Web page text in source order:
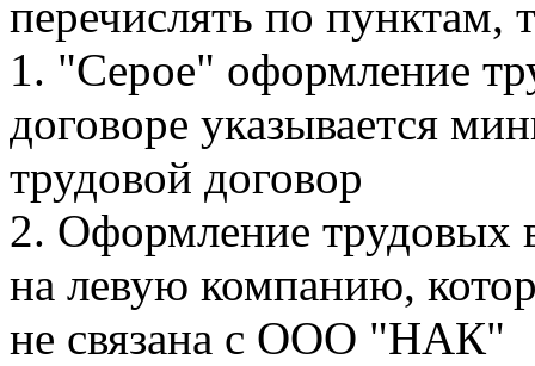
перечислять по пунктам,
1. "Серое" оформление
договоре указывается
трудовой договор
2. Оформление трудовых
на левую компанию,
не связана с ООО "НАК"